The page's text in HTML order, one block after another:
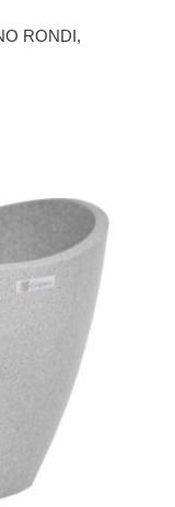
RONDI,